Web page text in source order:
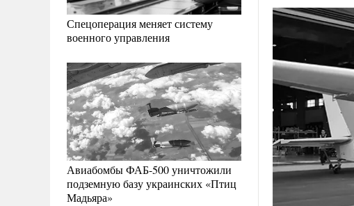
Спецоперация меняет систему
военного управления
Авиабомбы ФАБ-500 уничтожили
подземную базу украинских «Птиц
Мадьяра»